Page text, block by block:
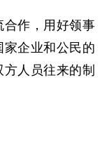
作，用好领事
企业和公民的
人员往来的制